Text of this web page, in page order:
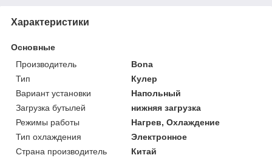
Характеристики
Основные
Производитель
Bona
Тип
Кулер
Вариант установки
Напольный
Загрузка бутылей
нижняя загрузка
Режимы работы
Нагрев, Охлаждение
Тип охлаждения
Электронное
Страна производитель
Китай